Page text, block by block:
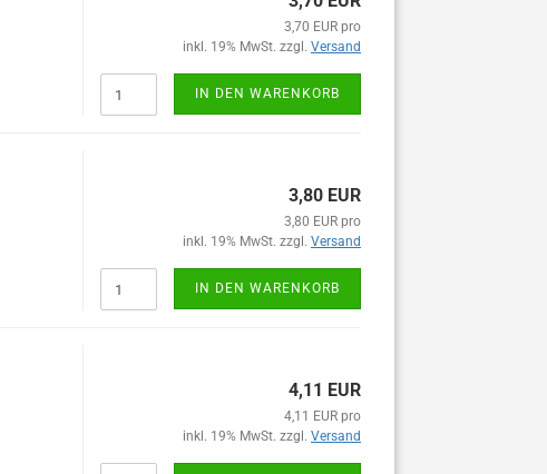
3,70 EUR pro
inkl. 19% MwSt. zzgl. Versand
IN DEN WARENKORB
3,80 EUR
3,80 EUR pro
inkl. 19% MwSt. zzgl. Versand
IN DEN WARENKORB
4,11 EUR
4,11 EUR pro
inkl. 19% MwSt. zzgl. Versand